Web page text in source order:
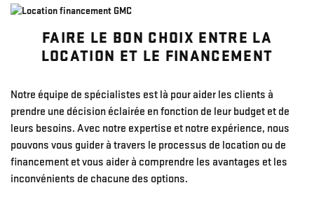
FAIRE LE BON CHOIX ENTRE LA
LOCATION ET LE FINANCEMENT
Notre équipe de spécialistes est là pour aider les clients à
prendre une décision éclairée en fonction de leur budget et de
leurs besoins. Avec notre expertise et notre expérience, nous
pouvons vous guider à travers le processus de location ou de
financement et vous aider à comprendre les avantages et les
inconvénients de chacune des options.